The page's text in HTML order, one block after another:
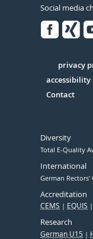
Social media
Serivce
privacy
Contact
Diversity
Total E-Quality
International
German
Accreditation
CEMS EQUIS
Research
German U15